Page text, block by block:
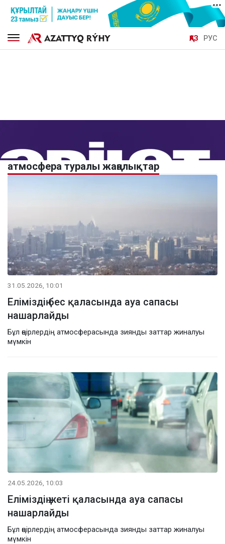
ҚАЗ РУС
атмосфера туралы жаңалықтар
31.05.2026, 10:01
Еліміздің бес қаласында ауа сапасы
нашарлайды
Бұл өңірлердің атмосферасында зиянды заттар жиналуы
мүмкін
24.05.2026, 10:03
Еліміздің жеті қаласында ауа сапасы
нашарлайды
Бұл өңірлердің атмосферасында зиянды заттар жиналуы
мүмкін